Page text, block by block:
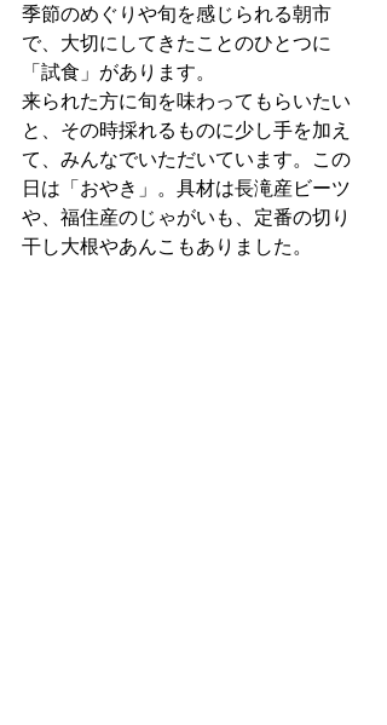
季節のめぐりや旬を感じられる朝市
で、大切にしてきたことのひとつに
「試食」があります。
来られた方に旬を味わってもらいたい
と、その時採れるものに少し手を加え
て、みんなでいただいています。この
日は「おやき」。具材は長滝産ビーツ
や、福住産のじゃがいも、定番の切り
干し大根やあんこもありました。